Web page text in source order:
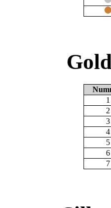
1
2
3
4
5
6
7